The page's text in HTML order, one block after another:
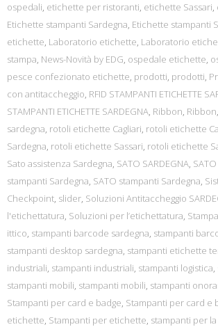
ospedali, etichette per ristoranti, etichette Sassari,
Etichette stampanti Sardegna, Etichette stampanti
etichette, Laboratorio etichette, Laboratorio
stampa, News-Novità by EDG, ospedale etichette,
pesce confezionato etichette, prodotti, prodotti,
con antitaccheggio, RFID STAMPANTI ETICHETTE
STAMPANTI ETICHETTE SARDEGNA, Ribbon, Ribbon,
sardegna, rotoli etichette Cagliari, rotoli etichette
Sardegna, rotoli etichette Sassari, rotoli etichette
Sato assistenza Sardegna, SATO SARDEGNA,
stampanti Sardegna, SATO stampanti Sardegna,
Checkpoint, slider, Soluzioni Antitaccheggio
l'etichettatura, Soluzioni per l’etichettatura,
ittico, stampanti barcode sardegna, stampanti
stampanti desktop sardegna, stampanti etichette
industriali, stampanti industriali, stampanti logistica,
stampanti mobili, stampanti mobili, stampanti
Stampanti per card e badge, Stampanti per card e
etichette, Stampanti per etichette, stampanti per